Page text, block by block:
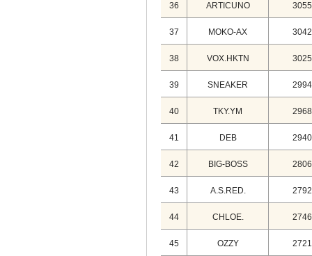
36 ARTICUNO
37 MOKO-AX
38 VOX.HKTN
39 SNEAKER
40 TKY.YM
41 DEB
42 BIG-BOSS
43 A.S.RED.
44 CHLOE.
45 OZZY